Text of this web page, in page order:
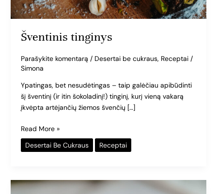
Šventinis tinginys
Parašykite komentarą / Desertai be cukraus, Receptai/
Simona
Ypatingas, bet nesudėtingas – taip galėčiau apibūdinti
šį šventinį (ir itin šokoladinį!) tinginį, kurį vieną vakarą
įkvėpta artėjančių žiemos švenčių […]
Read More »
Desertai Be Cukraus
Receptai
Skrudintų